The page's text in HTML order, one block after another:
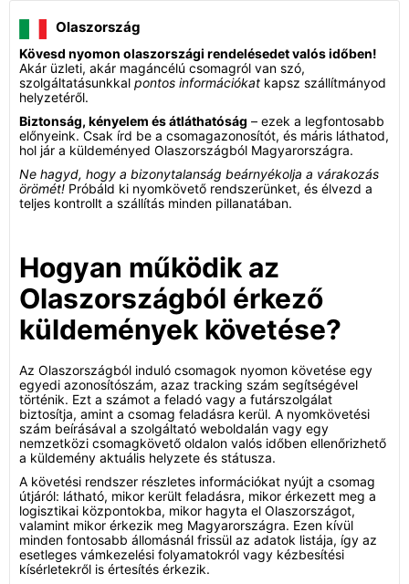
Olaszország
Kövesd nyomon olaszországi rendelésedet valós időben!
Akár üzleti, akár magáncélú csomagról van szó,
szolgáltatásunkkal pontos információkat kapsz szállítmányod
helyzetéről.
Biztonság, kényelem és átláthatóság – ezek a legfontosabb
előnyeink. Csak írd be a csomagazonosítót, és máris láthatod,
hol jár a küldeményed Olaszországból Magyarországra.
Ne hagyd, hogy a bizonytalanság beárnyékolja a várakozás
örömét! Próbáld ki nyomkövető rendszerünket, és élvezd a
teljes kontrollt a szállítás minden pillanatában.
Hogyan működik az
Olaszországból érkező
küldemények követése?
Az Olaszországból induló csomagok nyomon követése egy
egyedi azonosítószám, azaz tracking szám segítségével
történik. Ezt a számot a feladó vagy a futárszolgálat
biztosítja, amint a csomag feladásra kerül. A nyomkövetési
szám beírásával a szolgáltató weboldalán vagy egy
nemzetközi csomagkövető oldalon valós időben ellenőrizhető
a küldemény aktuális helyzete és státusza.
A követési rendszer részletes információkat nyújt a csomag
útjáról: látható, mikor került feladásra, mikor érkezett meg a
logisztikai központokba, mikor hagyta el Olaszországot,
valamint mikor érkezik meg Magyarországra. Ezen kívül
minden fontosabb állomásnál frissül az adatok listája, így az
esetleges vámkezelési folyamatokról vagy kézbesítési
kísérletekről is értesítés érkezik.